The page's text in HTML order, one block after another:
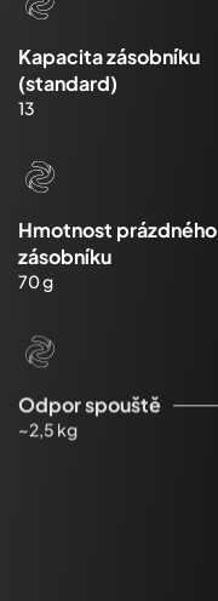
Kapacita zásobníku
(standard)
13
Hmotnost prázdného
zásobníku
70 g
Odpor spouště
~2,5 kg